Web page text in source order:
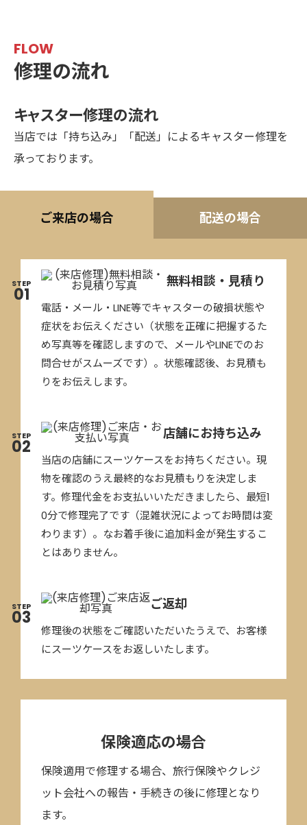
FLOW
修理の流れ
キャスター修理の流れ
当店では「持ち込み」「配送」によるキャスター修理を
承っております。
ご来店の場合
STEP
01
無料相談・見積り
電話・メール・LINE等でキャスターの破損状態や
症状をお伝えください（状態を正確に把握するた
め写真等を確認しますので、メールやLINEでのお
問合せがスムーズです）。状態確認後、お見積も
りをお伝えします。
STEP
02
店舗にお持ち込み
当店の店舗にスーツケースをお持ちください。現
物を確認のうえ最終的なお見積もりを決定しま
す。修理代金をお支払いいただきましたら、最短1
0分で修理完了です（混雑状況によってお時間は変
わります）。なお着手後に追加料金が発生するこ
とはありません。
STEP
03
ご返却
修理後の状態をご確認いただいたうえで、お客様
にスーツケースをお返しいたします。
配送の場合
電話・メール・LINE等でキャスターの破損状態や症状をお
ますので、メールやLINEでのお問合せがスムーズです）。
状態確認後、お見積もりをお伝えします。
保険適応の場合
保険適用で修理する場合、旅行保険やクレジ
ット会社への報告・手続きの後に修理となり
ます。